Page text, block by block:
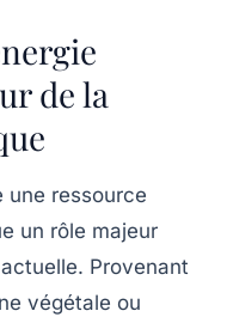
de la
une ressource
un rôle majeur
actuelle. Provenant
végétale ou